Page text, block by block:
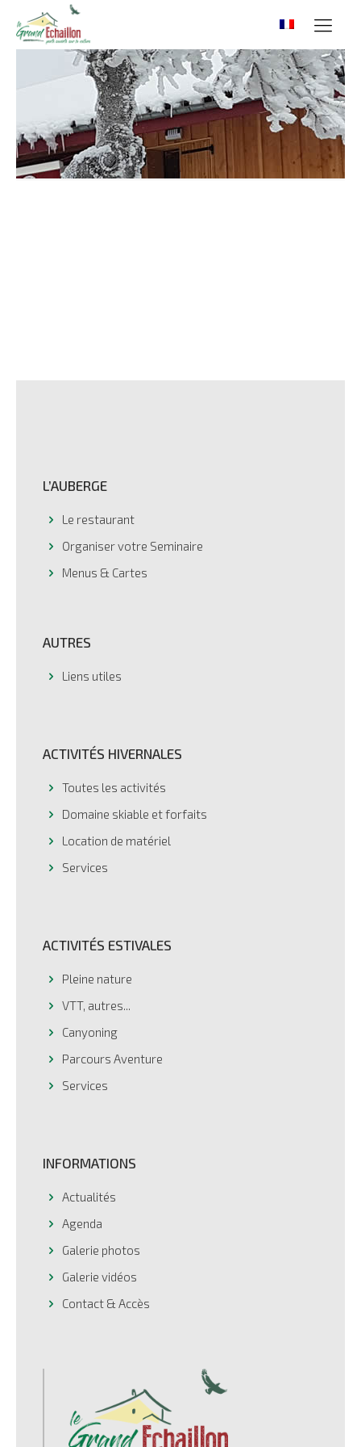
L’AUBERGE
Le restaurant
Organiser votre Seminaire
Menus & Cartes
AUTRES
Liens utiles
ACTIVITÉS HIVERNALES
Toutes les activités
Domaine skiable et forfaits
Location de matériel
Services
ACTIVITÉS ESTIVALES
Pleine nature
VTT, autres...
Canyoning
Parcours Aventure
Services
INFORMATIONS
Actualités
Agenda
Galerie photos
Galerie vidéos
Contact & Accès